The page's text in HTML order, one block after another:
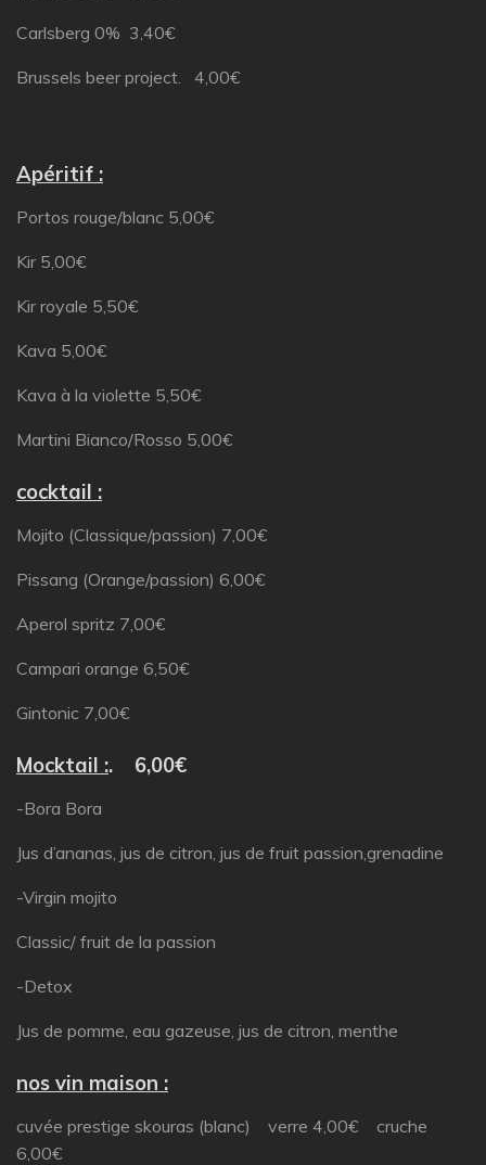
Carlsberg 0% 3,40€
Brussels beer project. 4,00€
Apéritif :
Portos rouge/blanc 5,00€
Kir 5,00€
Kir royale 5,50€
Kava 5,00€
Kava à la violette 5,50€
Martini Bianco/Rosso 5,00€
cocktail :
Mojito (Classique/passion) 7,00€
Pissang (Orange/passion) 6,00€
Aperol spritz 7,00€
Campari orange 6,50€
Gintonic 7,00€
Mocktail :. 6,00€
-Bora Bora
Jus d’ananas, jus de citron, jus de fruit passion,grenadine
-Virgin mojito
Classic/ fruit de la passion
-Detox
Jus de pomme, eau gazeuse, jus de citron, menthe
nos vin maison :
cuvée prestige skouras (blanc) verre 4,00€ cruche
6,00€